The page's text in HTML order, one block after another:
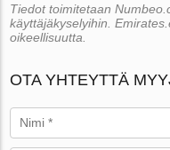
Tiedot toimitetaan
käyttäjäkyselyihin.
oikeellisuutta.
OTA YHTEYTTÄ